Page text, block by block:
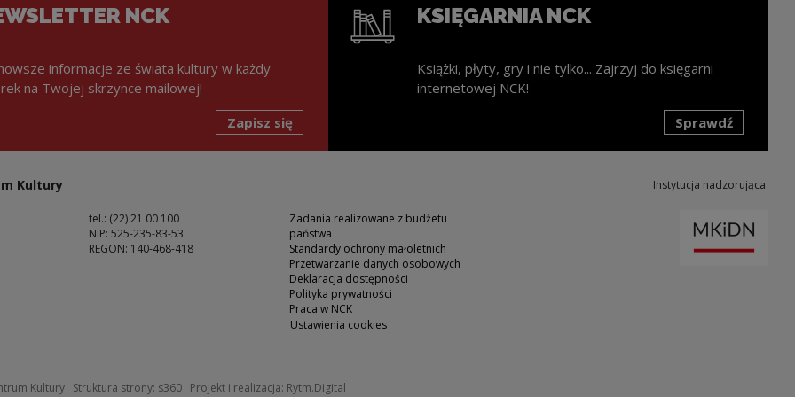
NCK
informacje ze świata kultury w każdy
na Twojej skrzynce mailowej!
Zapisz się
KSIĘGARNIA NCK
Książki, płyty, gry i nie tylko... Zajrzyj do księgarni
internetowej NCK!
Sprawdź
Kultury
tel.: (22) 21 00 100
NIP: 525-235-83-53
REGON: 140-468-418
Zadania realizowane z budżetu
państwa
Standardy ochrony małoletnich
Przetwarzanie danych osobowych
Deklaracja dostępności
Polityka prywatności
Praca w NCK
Ustawienia cookies
Instytucja nadzorująca:
Kultury Struktura strony: s360Uwaga, link zostanie otwarty w nowym oknie
Projekt i realizacja: Rytm.Digital